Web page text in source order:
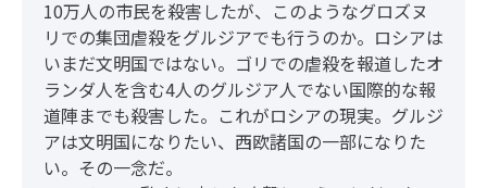
10万人の市民を殺害したが、このようなグロズヌ
リでの集団虐殺をグルジアでも行うのか。ロシアは
いまだ文明国ではない。ゴリでの虐殺を報道したオ
ランダ人を含む4人のグルジア人でない国際的な報
道陣までも殺害した。これがロシアの現実。グルジ
アは文明国になりたい、西欧諸国の一部になりた
い。その一念だ。